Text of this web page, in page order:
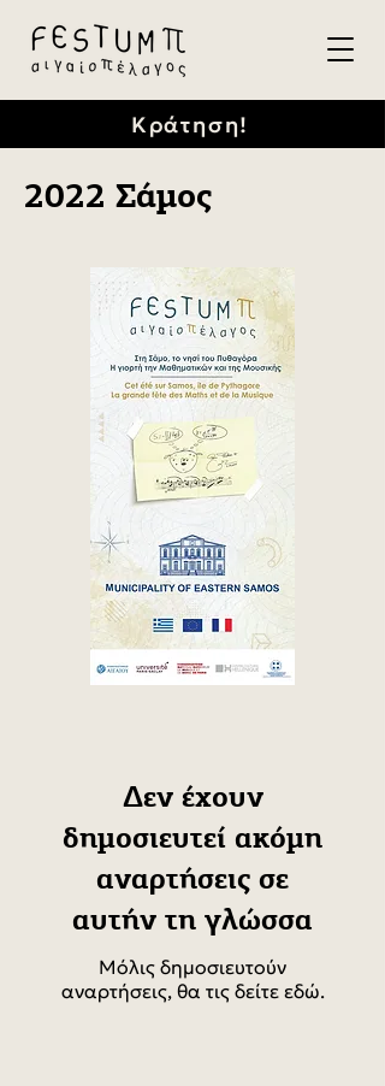
Κράτηση!
2022 Σάμος
Δεν έχουν
δημοσιευτεί ακόμη
αναρτήσεις σε
αυτήν τη γλώσσα
Μόλις δημοσιευτούν
αναρτήσεις, θα τις δείτε εδώ.